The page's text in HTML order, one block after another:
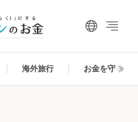
海外旅行 お金を守る